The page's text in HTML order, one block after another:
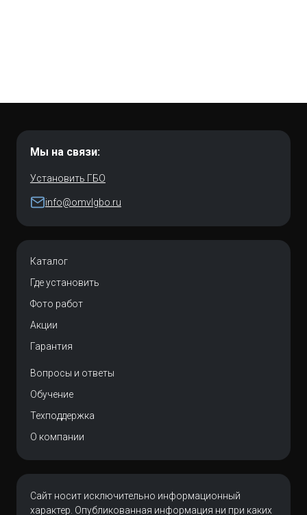
Мы на связи:
Установить ГБО
info@omvlgbo.ru
Каталог
Где установить
Фото работ
Акции
Гарантия
Вопросы и ответы
Обучение
Техподдержка
О компании
Сайт носит исключительно информационный
характер. Опубликованная информация ни при каких